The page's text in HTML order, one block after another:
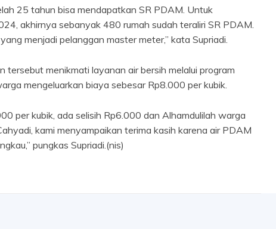
25 tahun bisa mendapatkan SR PDAM. Untuk
akhirnya sebanyak 480 rumah sudah teraliri SR PDAM.
menjadi pelanggan master meter,” kata Supriadi.
menikmati layanan air bersih melalui program
mengeluarkan biaya sebesar Rp8.000 per kubik.
per kubik, ada selisih Rp6.000 dan Alhamdulilah warga
kami menyampaikan terima kasih karena air PDAM
pungkas Supriadi.(nis)